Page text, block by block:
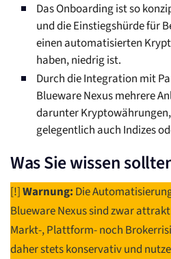
Das Onboarding ist so
und die Einstiegshürde für
einen automatisierten
haben, niedrig ist.
Durch die Integration mit
Blueware Nexus mehrere
darunter
gelegentlich auch Indizes
Was Sie wissen
[!]Warnung: Die
Blueware Nexus sind zwar
Markt-, Plattform- noch
daher stets konservativ und